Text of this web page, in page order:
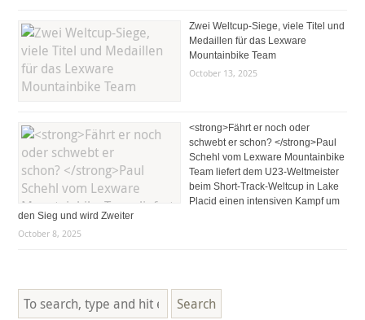
Zwei Weltcup-Siege, viele Titel und
Medaillen für das Lexware
Mountainbike Team
October 13, 2025
<strong>Fährt er noch oder
schwebt er schon? </strong>Paul
Schehl vom Lexware Mountainbike
Team liefert dem U23-Weltmeister
beim Short-Track-Weltcup in Lake
Placid einen intensiven Kampf um
den Sieg und wird Zweiter
October 8, 2025
Search